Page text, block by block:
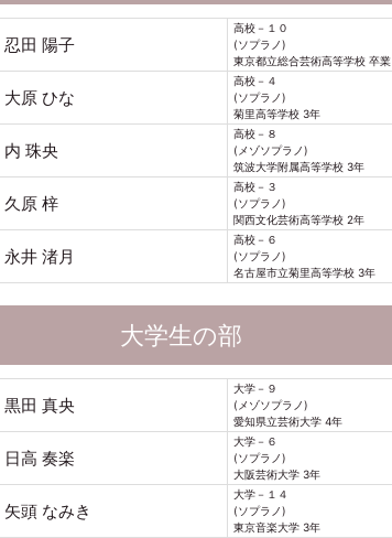
忍田 陽子
高校－１０
(ソプラノ)
東京都立総合芸術高等学校 卒業
大原 ひな
高校－４
(ソプラノ)
菊里高等学校 3年
内 珠央
高校－８
(メゾソプラノ)
筑波大学附属高等学校 3年
久原 梓
高校－３
(ソプラノ)
関西文化芸術高等学校 2年
永井 渚月
高校－６
(ソプラノ)
名古屋市立菊里高等学校 3年
大学生の部
黒田 真央
大学－９
(メゾソプラノ)
愛知県立芸術大学 4年
日高 奏楽
大学－６
(ソプラノ)
大阪芸術大学 3年
矢頭 なみき
大学－１４
(ソプラノ)
東京音楽大学 3年